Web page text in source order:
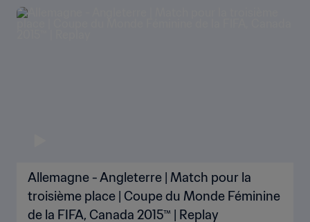
Allemagne - Angleterre | Match pour la
troisième place | Coupe du Monde Féminine
de la FIFA, Canada 2015™ | Replay